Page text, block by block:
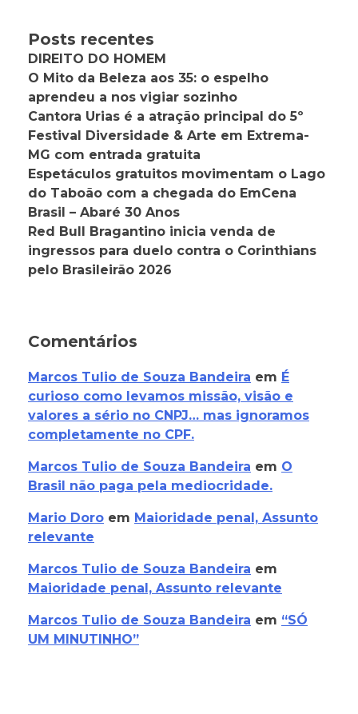
Posts recentes
DIREITO DO HOMEM
O Mito da Beleza aos 35: o espelho
aprendeu a nos vigiar sozinho
Cantora Urias é a atração principal do 5º
Festival Diversidade & Arte em Extrema-
MG com entrada gratuita
Espetáculos gratuitos movimentam o Lago
do Taboão com a chegada do EmCena
Brasil – Abaré 30 Anos
Red Bull Bragantino inicia venda de
ingressos para duelo contra o Corinthians
pelo Brasileirão 2026
Comentários
Marcos Tulio de Souza Bandeira em É
curioso como levamos missão, visão e
valores a sério no CNPJ… mas ignoramos
completamente no CPF.
Marcos Tulio de Souza Bandeira em O
Brasil não paga pela mediocridade.
Mario Doro em Maioridade penal, Assunto
relevante
Marcos Tulio de Souza Bandeira em
Maioridade penal, Assunto relevante
Marcos Tulio de Souza Bandeira em “SÓ
UM MINUTINHO”